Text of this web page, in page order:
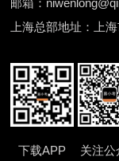
邮箱：
上海总部地址：上
下载APP 关注公